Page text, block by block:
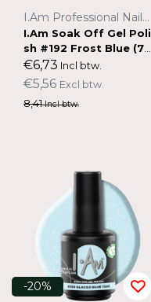
I.Am Professional Nail Systems
I.Am Soak Off Gel Poli
sh #192 Frost Blue (7
ml)
€6,73 Incl btw.
€5,56 Excl btw.
8,41Incl btw.
-20%